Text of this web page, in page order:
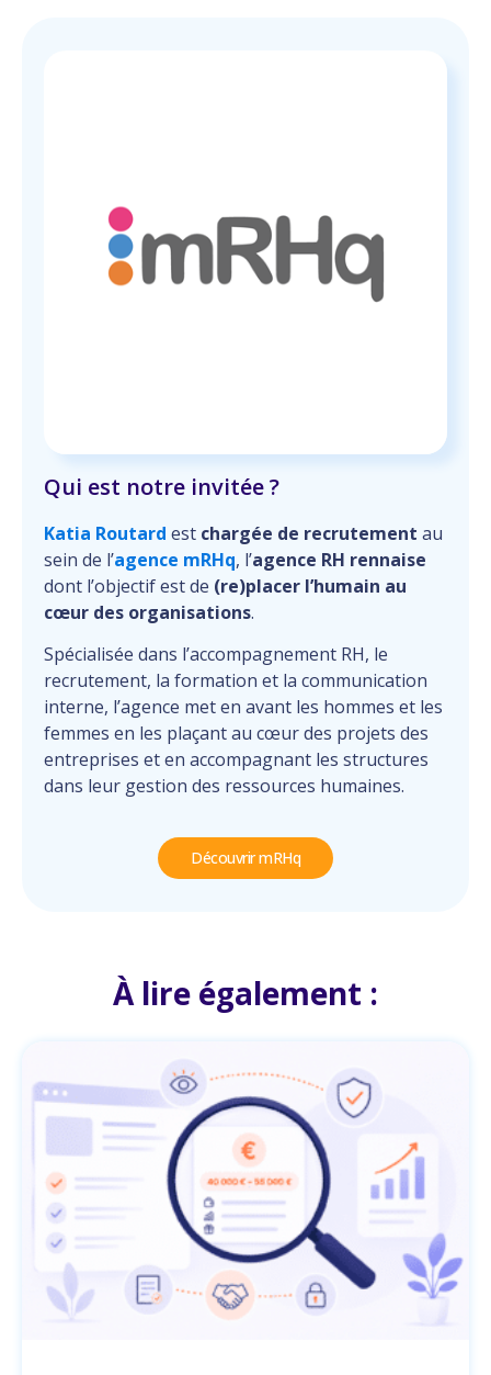
Qui est notre invitée ?
Katia Routard est chargée de recrutement au
sein de l’agence mRHq, l’agence RH rennaise
dont l’objectif est de (re)placer l’humain au
cœur des organisations.
Spécialisée dans l’accompagnement RH, le
recrutement, la formation et la communication
interne, l’agence met en avant les hommes et les
femmes en les plaçant au cœur des projets des
entreprises et en accompagnant les structures
dans leur gestion des ressources humaines.
Découvrir mRHq
À lire également :